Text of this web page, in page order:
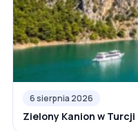
6 sierpnia 2026
Zielony Kanion w Turcji